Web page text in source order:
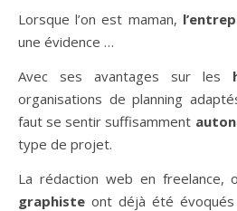
Lorsque l’on est maman,
une évidence …
Avec ses avantages sur les
organisations de planning
faut se sentir suffisamment
type de projet.
La rédaction web en freelance,
graphiste ont déjà été